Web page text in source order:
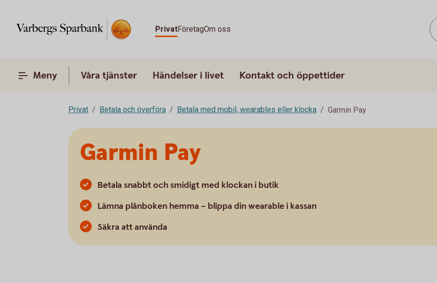
PrivatFöretagOm oss
Meny Våra tjänster Händelser i livet Kontakt och öppettider
Privat Betala och överföra Betala med mobil, wearables eller klocka Garmin Pay
Garmin Pay
Betala snabbt och smidigt med klockan i butik
Lämna plånboken hemma – blippa din wearable i kassan
Säkra att använda